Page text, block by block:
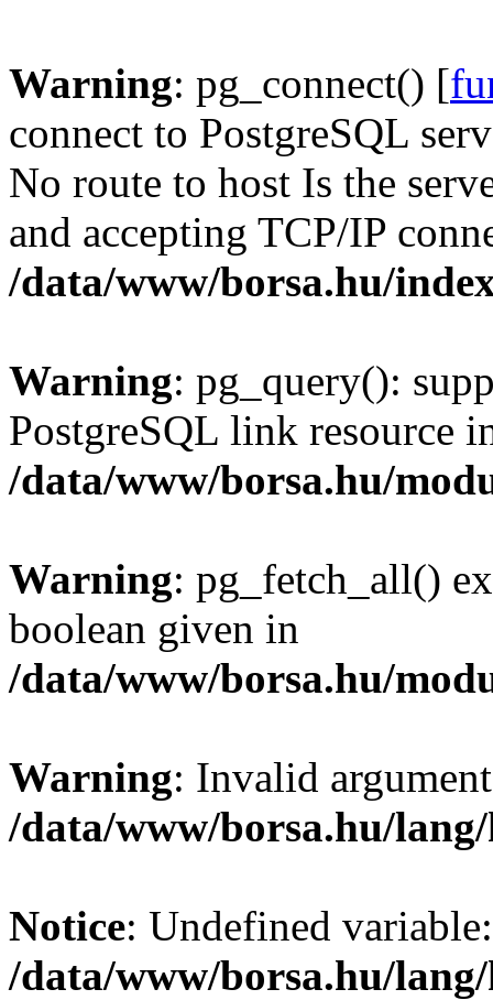
Warning: pg_connect() [
connect to PostgreSQL
No route to host Is the
and accepting TCP/IP
/data/www/borsa.hu/
Warning: pg_query():
PostgreSQL link resource
/data/www/borsa.hu/
Warning: pg_fetch_all()
boolean given in
/data/www/borsa.hu/
Warning: Invalid
/data/www/borsa.hu/
Notice: Undefined
/data/www/borsa.hu/